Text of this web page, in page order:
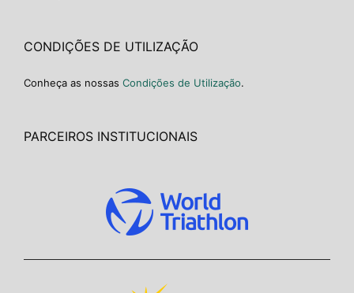
CONDIÇÕES DE UTILIZAÇÃO
Conheça as nossas Condições de Utilização.
PARCEIROS INSTITUCIONAIS